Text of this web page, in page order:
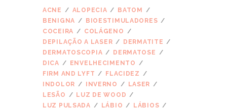
ACNE ALOPECIA
BATOM
BENIGNA
BIOESTIMULADORES
COCEIRA
COLÁGENO
DEPILAÇÃO A LASER
DERMATITE
DERMATOSCOPIA
DERMATOSE
DICA
ENVELHECIMENTO
FIRM AND LYFT
FLACIDEZ
INDOLOR
INVERNO
LASER
LESÃO
LUZ DE WOOD
LUZ PULSADA
LÁBIO
LÁBIOS